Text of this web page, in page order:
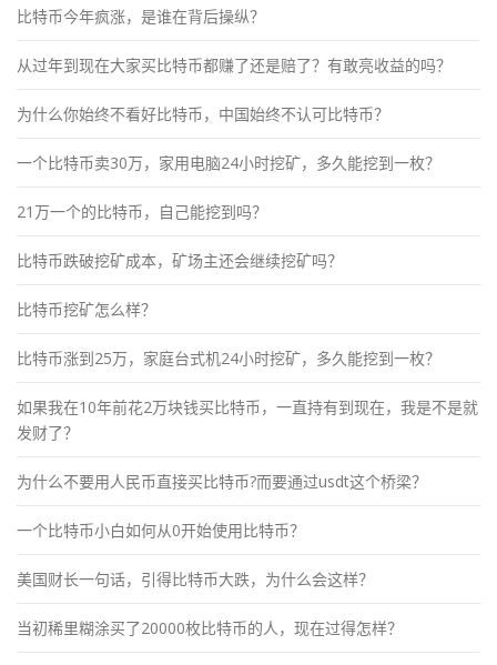
比特币今年疯涨，是谁在背后操纵？
从过年到现在大家买比特币都赚了还是赔了？有敢亮收益的吗？
为什么你始终不看好比特币，中国始终不认可比特币？
一个比特币卖30万，家用电脑24小时挖矿，多久能挖到一枚？
21万一个的比特币，自己能挖到吗？
比特币跌破挖矿成本，矿场主还会继续挖矿吗？
比特币挖矿怎么样？
比特币涨到25万，家庭台式机24小时挖矿，多久能挖到一枚？
如果我在10年前花2万块钱买比特币，一直持有到现在，我是不是就
发财了？
为什么不要用人民币直接买比特币?而要通过usdt这个桥梁？
一个比特币小白如何从0开始使用比特币？
美国财长一句话，引得比特币大跌，为什么会这样？
当初稀里糊涂买了20000枚比特币的人，现在过得怎样？